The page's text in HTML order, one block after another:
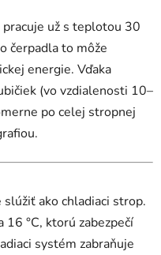
už s teplotou 30
čerpadla to môže
energie. Vďaka
(vo vzdialenosti 10–
po celej stropnej
ako chladiaci strop.
°C, ktorú zabezpečí
systém zabraňuje